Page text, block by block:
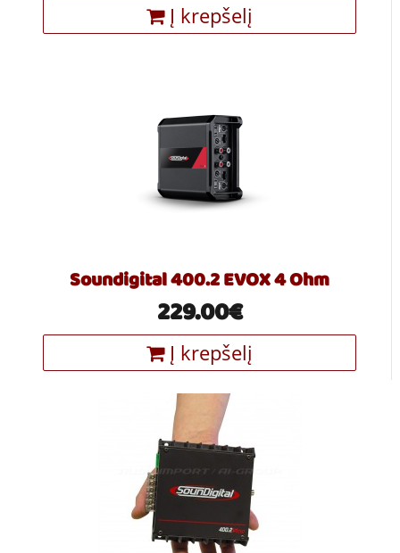
Į krepšelį
Soundigital 400.2 EVOX 4 Ohm
229.00€
Į krepšelį